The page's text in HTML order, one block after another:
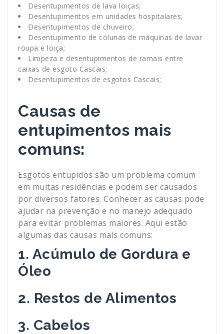
Desentupimentos de lava loiças;
Desentupimentos em unidades hospitalares;
Desentupimentos de chuveiro;
Desentupimento de colunas de máquinas de lavar
roupa e loiça;
Limpeza e desentupimentos de ramais entre
caixas de esgoto Cascais;
Desentupimentos de esgotos Cascais;
Causas de
entupimentos mais
comuns:
Esgotos entupidos são um problema comum
em muitas residências e podem ser causados
por diversos fatores. Conhecer as causas pode
ajudar na prevenção e no manejo adequado
para evitar problemas maiores. Aqui estão
algumas das causas mais comuns:
1. Acúmulo de Gordura e
Óleo
2. Restos de Alimentos
3. Cabelos